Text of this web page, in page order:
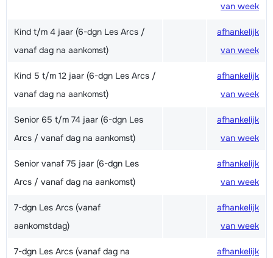
van week
Kind t/m 4 jaar (6-dgn Les Arcs /
vanaf dag na aankomst)
afhankelijk
van week
Kind 5 t/m 12 jaar (6-dgn Les Arcs /
vanaf dag na aankomst)
afhankelijk
van week
Senior 65 t/m 74 jaar (6-dgn Les
Arcs / vanaf dag na aankomst)
afhankelijk
van week
Senior vanaf 75 jaar (6-dgn Les
Arcs / vanaf dag na aankomst)
afhankelijk
van week
7-dgn Les Arcs (vanaf
aankomstdag)
afhankelijk
van week
7-dgn Les Arcs (vanaf dag na
afhankelijk